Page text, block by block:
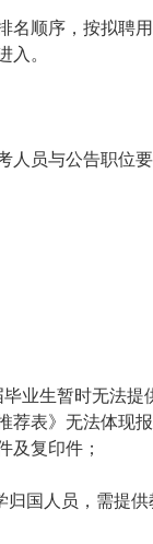
名顺序，按拟聘
入。
人员与公告职位
业生暂时无法
荐表》无法体现
及复印件；
归国人员，需提